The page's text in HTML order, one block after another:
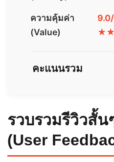
ความคุ้มค่า
(Value)
คะแนนรวม
รวบรวมรีวิวสั้น
(User